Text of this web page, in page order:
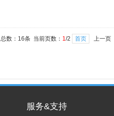
总数：16条 当前页数： 1/2 首页 上一页
服务&支持